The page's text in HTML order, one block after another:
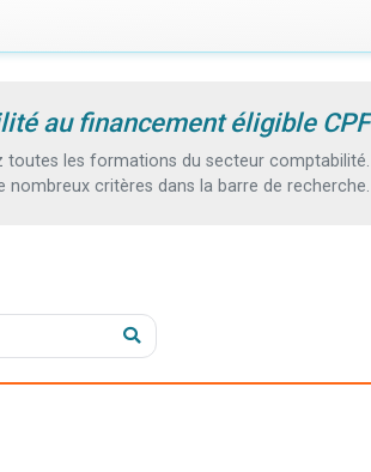
au financement éligible CPF
toutes les formations du secteur comptabilité.
critères dans la barre de recherche.